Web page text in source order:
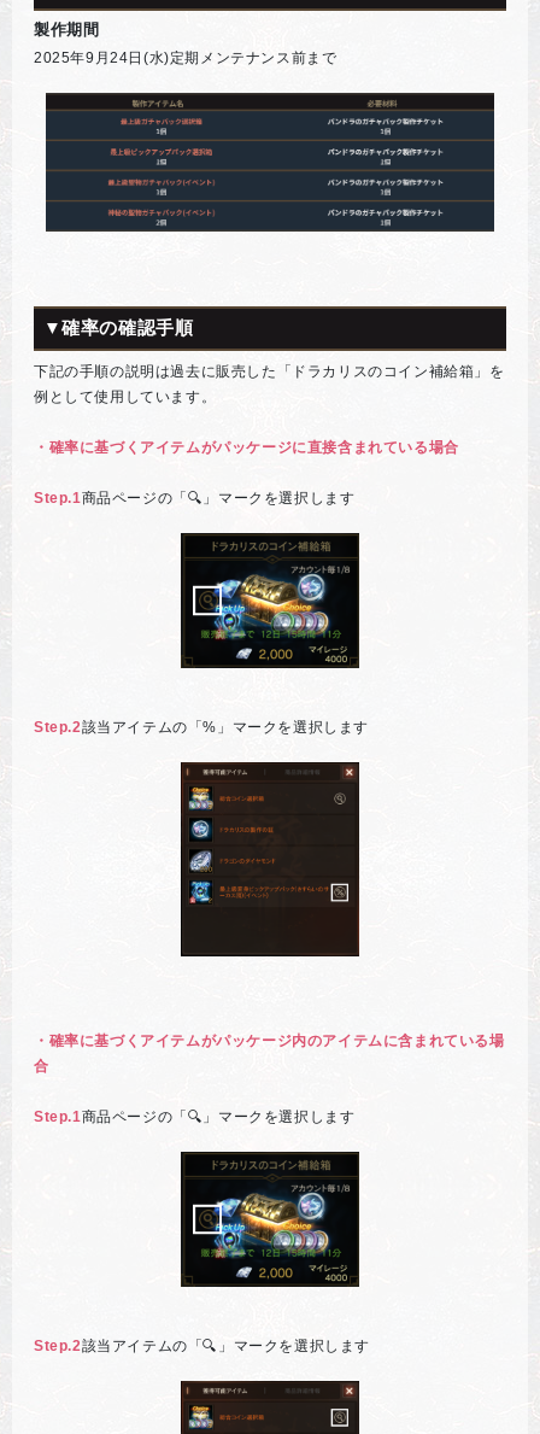
製作期間
2025年9月24日(水)定期メンテナンス前まで
▼確率の確認手順
下記の手順の説明は過去に販売した「ドラカリスのコイン補給箱」を
例として使用しています。
・確率に基づくアイテムがパッケージに直接含まれている場合
Step.1商品ページの「🔍」マークを選択します
Step.2該当アイテムの「%」マークを選択します
・確率に基づくアイテムがパッケージ内のアイテムに含まれている場
合
Step.1商品ページの「🔍」マークを選択します
Step.2該当アイテムの「🔍」マークを選択します